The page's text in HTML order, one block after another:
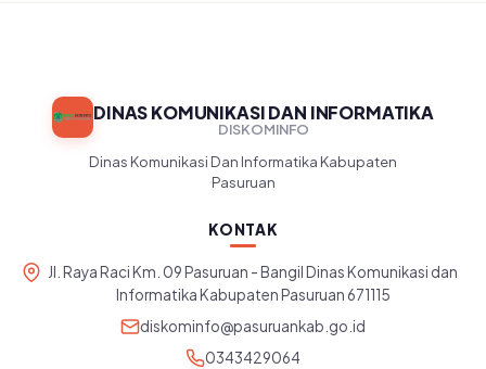
DINAS KOMUNIKASI DAN INFORMATIKA
DISKOMINFO
Dinas Komunikasi Dan Informatika Kabupaten
Pasuruan
KONTAK
Jl. Raya Raci Km. 09 Pasuruan - Bangil Dinas Komunikasi dan
Informatika Kabupaten Pasuruan 671115
diskominfo@pasuruankab.go.id
0343429064